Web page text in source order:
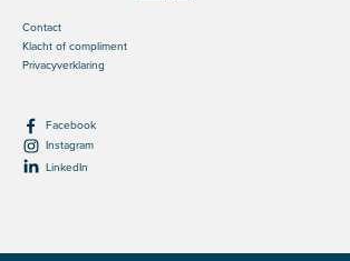
Contact
Klacht of compliment
Privacyverklaring
Facebook
Instagram
LinkedIn